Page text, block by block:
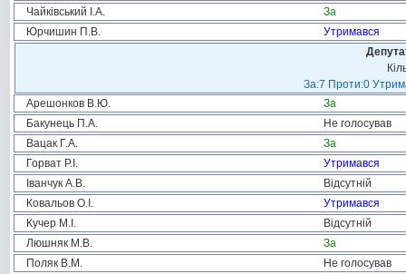
Чайківський І.А.
За
Юрчишин П.В.
Утримався
За:7 Проти:0
Арешонков В.Ю.
За
Бакунець П.А.
Не голосував
Вацак Г.А.
За
Горват Р.І.
Утримався
Іванчук А.В.
Відсутній
Ковальов О.І.
Утримався
Кучер М.І.
Відсутній
Люшняк М.В.
За
Поляк В.М.
Не голосував